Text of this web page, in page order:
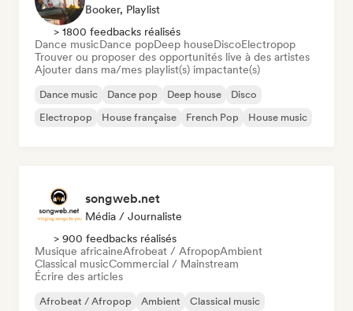
Booker, Playlist
> 1800 feedbacks réalisés
Dance musicDance popDeep houseDiscoElectropop
Trouver ou proposer des opportunités live à des artistes
Ajouter dans ma/mes playlist(s) impactante(s)
Dance music Dance pop Deep house
Disco
Electropop
House française French Pop House music
songweb.net
Média / Journaliste
> 900 feedbacks réalisés
Musique africaineAfrobeat / AfropopAmbient
Classical musicCommercial / Mainstream
Écrire des articles
Afrobeat / Afropop Ambient
Classical music